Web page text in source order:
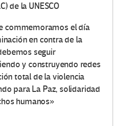
de la UNESCO
commemoramos el día
en contra de la
seguir
y construyendo redes
total de la violencia
para La Paz, solidaridad
humanos»